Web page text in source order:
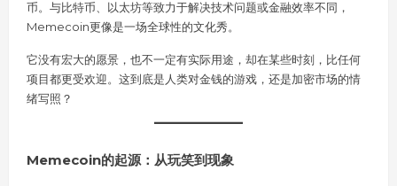
币。与比特币、以太坊等致力于解决技术问题或金融效率不同，
Memecoin更像是一场全球性的文化秀。
它没有宏大的愿景，也不一定有实际用途，却在某些时刻，比任何
项目都更受欢迎。这到底是人类对金钱的游戏，还是加密市场的情
绪写照？
Memecoin的起源：从玩笑到现象